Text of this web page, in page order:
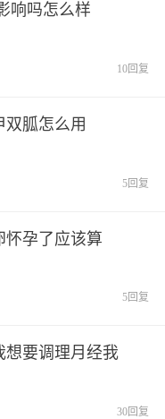
响吗怎么样
10回复
胍怎么用
5回复
怀孕了应该算
5回复
想要调理月经我
30回复